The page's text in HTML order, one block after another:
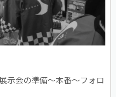
示会の準備〜本番〜フォロ